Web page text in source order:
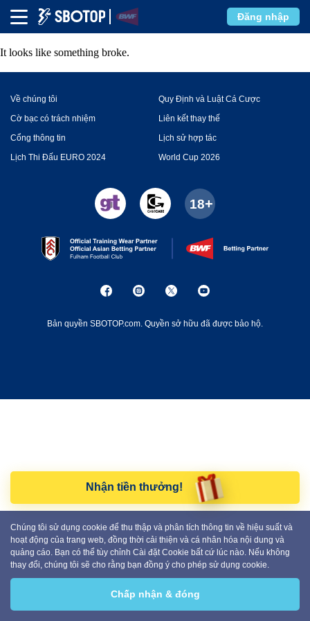
Đăng nhập
Error
It looks like something broke.
Về chúng tôi
Quy Định và Luật Cá Cược
Cờ bạc có trách nhiệm
Liên kết thay thế
Cổng thông tin
Lịch sử hợp tác
Lịch Thi Đấu EURO 2024
World Cup 2026
Bản quyền SBOTOP.com. Quyền sở hữu đã được bảo hộ.
Nhận tiền thưởng!
Chúng tôi sử dụng cookie để thu thập và phân tích thông tin về hiệu suất và
hoạt động của trang web, đồng thời cải thiện và cá nhân hóa nội dung và
quảng cáo. Bạn có thể tùy chỉnh Cài đặt Cookie bất cứ lúc nào. Nếu không
thay đổi, chúng tôi sẽ cho rằng bạn đồng ý cho phép sử dụng cookie.
Chấp nhận & đóng